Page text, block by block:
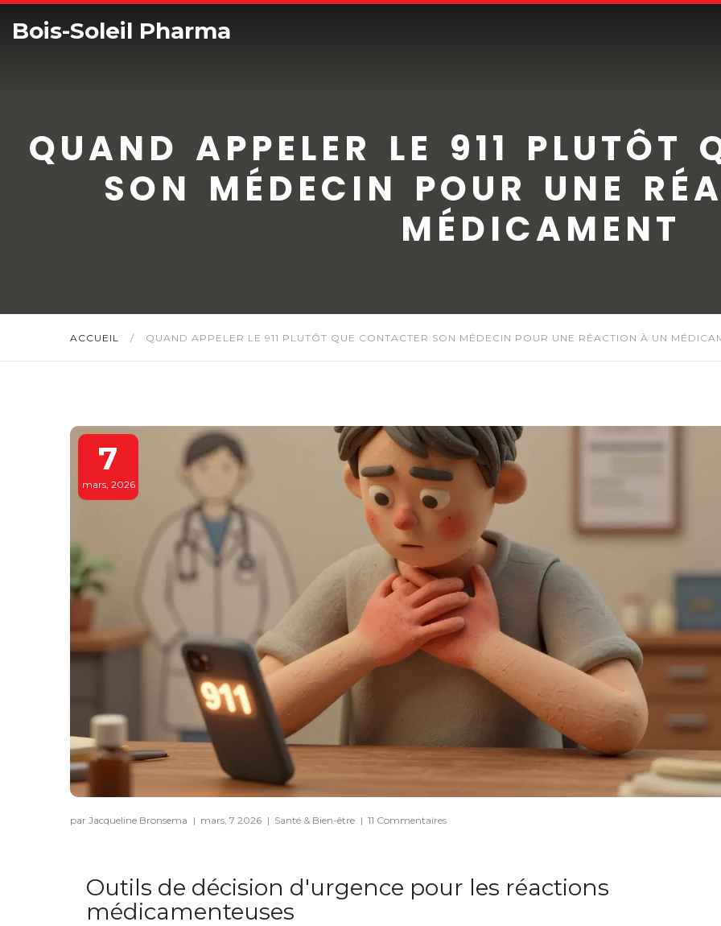
Bois-Soleil Pharma
QUAND APPELER LE 911 PLUTÔT
SON MÉDECIN POUR UNE
MÉDICAMENT
ACCUEIL / QUAND APPELER LE 911 PLUTÔT QUE CONTACTER SON MÉDECIN POUR UNE RÉACTION À UN
7
mars, 2026
par Jacqueline Bronsema | mars, 7 2026 | Santé & Bien-être | 11 Commentaires
Outils de décision d'urgence pour les réactions
médicamenteuses